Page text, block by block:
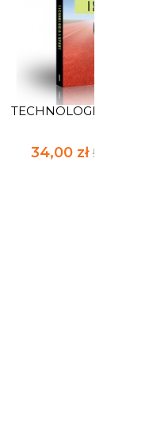
TECHNOLOGIA I
34,00 zł 50,00 zł